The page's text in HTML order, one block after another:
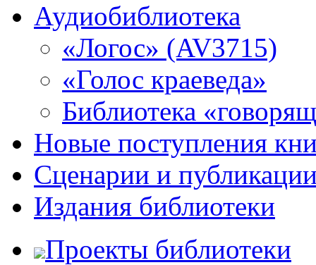
Аудиобиблиотека
«Логос» (AV3715)
«Голос краеведа»
Библиотека
Новые поступления
Сценарии и
Издания библиотеки
Проекты библиотеки